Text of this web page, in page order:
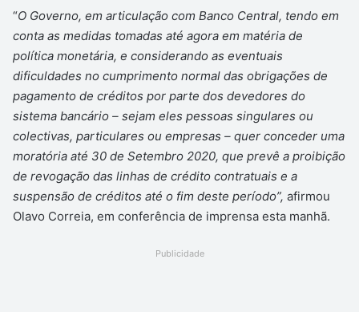
“O Governo, em articulação com Banco Central, tendo em
conta as medidas tomadas até agora em matéria de
política monetária, e considerando as eventuais
dificuldades no cumprimento normal das obrigações de
pagamento de créditos por parte dos devedores do
sistema bancário – sejam eles pessoas singulares ou
colectivas, particulares ou empresas – quer conceder uma
moratória até 30 de Setembro 2020, que prevê a proibição
de revogação das linhas de crédito contratuais e a
suspensão de créditos até o fim deste período”, afirmou
Olavo Correia, em conferência de imprensa esta manhã.
Publicidade